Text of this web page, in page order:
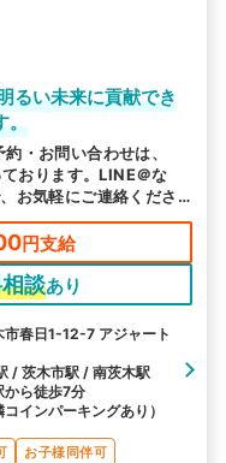
るい未来に貢献でき
。
・お問い合わせは、
おります。LINE＠な
お気軽にご連絡くださ
円支給
談あり
市春日1-12-7 アジャート
/ 茨木市駅 / 南茨木駅
から徒歩7分
インパーキングあり）
お子様同伴可